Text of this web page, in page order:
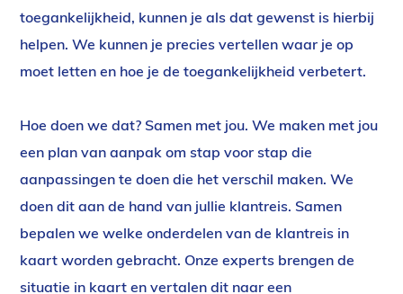
toegankelijkheid, kunnen je als dat gewenst is hierbij
helpen. We kunnen je precies vertellen waar je op
moet letten en hoe je de toegankelijkheid verbetert.
Hoe doen we dat? Samen met jou. We maken met jou
een plan van aanpak om stap voor stap die
aanpassingen te doen die het verschil maken. We
doen dit aan de hand van jullie klantreis. Samen
bepalen we welke onderdelen van de klantreis in
kaart worden gebracht. Onze experts brengen de
situatie in kaart en vertalen dit naar een